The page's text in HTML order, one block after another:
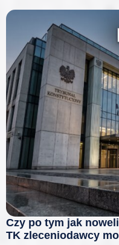
Czy po tym jak
TK zleceniodawcy